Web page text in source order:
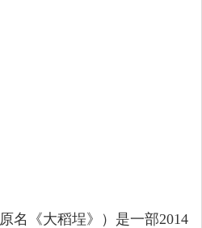
名《大稻埕》）是一部2014